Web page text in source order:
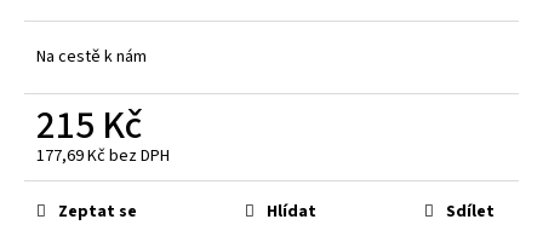
Na cestě k nám
215 Kč
177,69 Kč bez DPH
Měrná
cena:Zeptat se Hlídat Sdílet
o
u
č
u
e
m